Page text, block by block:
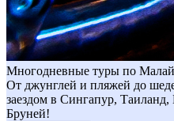
Многодневные туры по
От джунглей и пляжей до
заездом в Сингапур,
Бруней!